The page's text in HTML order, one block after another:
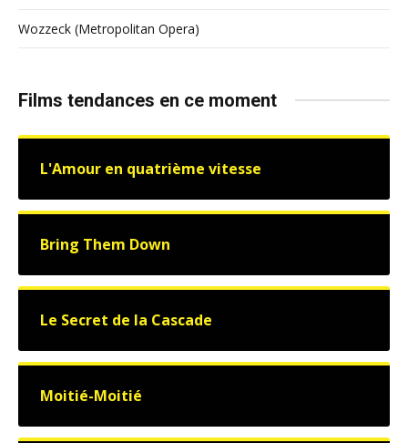
Wozzeck (Metropolitan Opera)
Films tendances en ce moment
L'Amour en quatrième vitesse
Bring Them Down
Le Secret de la Cascade
Moitié-Moitié